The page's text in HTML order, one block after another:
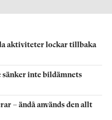
aktiviteter lockar tillbaka
inte bildämnets
– ändå används den allt